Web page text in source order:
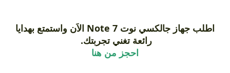
اطلب جهاز جالكسي نوت Note 7 الاَن واستمتع بهدايا
رائعة تغني تجربتك.
احجز من هنا